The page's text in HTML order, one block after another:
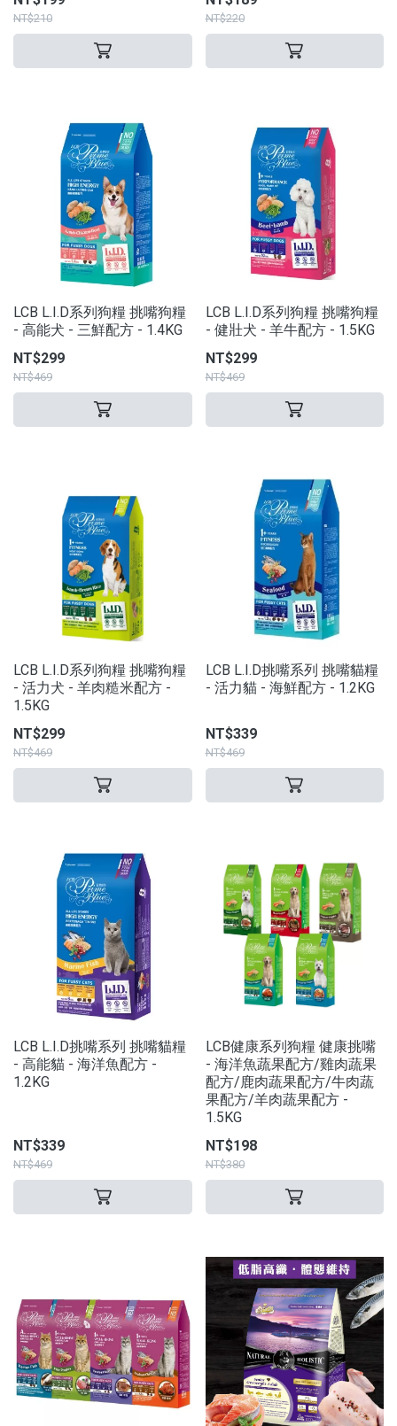
NT$210 NT$220
LCB L.I.D系列狗糧 挑嘴狗糧
- 高能犬 - 三鮮配方 - 1.4KG
NT$299
NT$469
LCB L.I.D系列狗糧 挑嘴狗糧
- 健壯犬 - 羊牛配方 - 1.5KG
NT$299
NT$469
LCB L.I.D系列狗糧 挑嘴狗糧
- 活力犬 - 羊肉糙米配方 -
1.5KG
NT$299
NT$469
LCB L.I.D挑嘴系列 挑嘴貓糧
- 活力貓 - 海鮮配方 - 1.2KG
NT$339
NT$469
LCB L.I.D挑嘴系列 挑嘴貓糧
- 高能貓 - 海洋魚配方 -
1.2KG
NT$339
NT$469
LCB健康系列狗糧 健康挑嘴
- 海洋魚蔬果配方/雞肉蔬果
配方/鹿肉蔬果配方/牛肉蔬
果配方/羊肉蔬果配方 -
1.5KG
NT$198
NT$380